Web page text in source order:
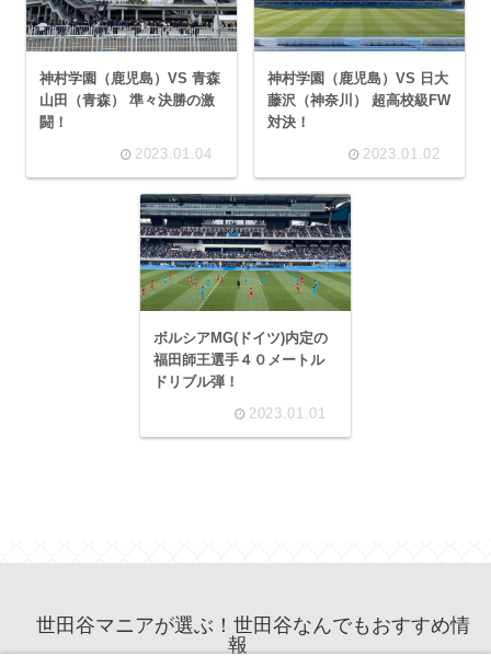
神村学園（鹿児島）VS 青森
山田（青森） 準々決勝の激
闘！
2023.01.04
神村学園（鹿児島）VS 日大
藤沢（神奈川） 超高校級FW
対決！
2023.01.02
ボルシアMG(ドイツ)内定の
福田師王選手４０メートル
ドリブル弾！
2023.01.01
世田谷マニアが選ぶ！世田谷なんでもおすすめ情
報